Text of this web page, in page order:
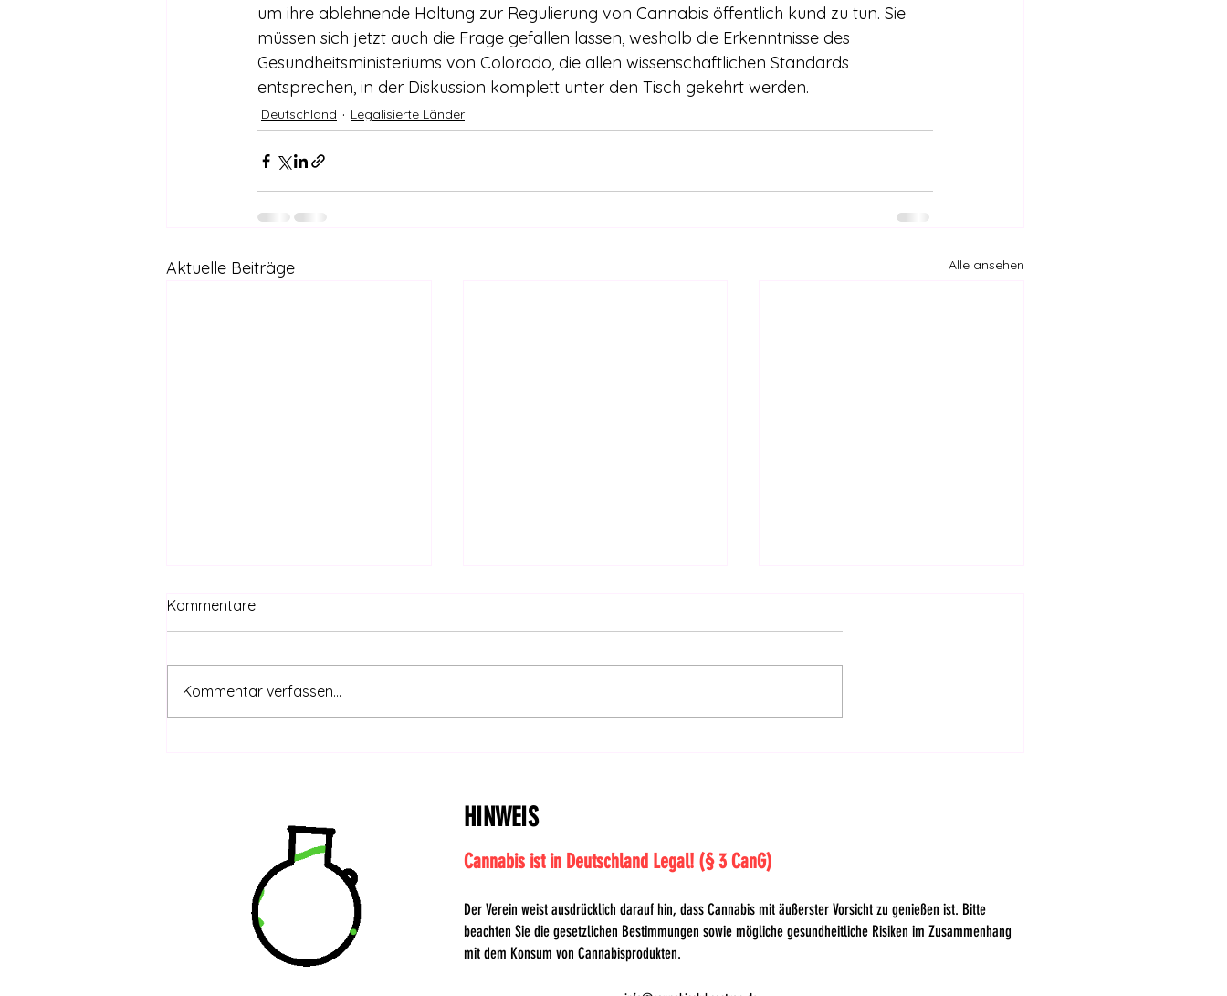
um ihre ablehnende Haltung zur Regulierung von Cannabis öffentlich kund zu tun. Sie
müssen sich jetzt auch die Frage gefallen lassen, weshalb die Erkenntnisse des
Gesundheitsministeriums von Colorado, die allen wissenschaftlichen Standards
entsprechen, in der Diskussion komplett unter den Tisch gekehrt werden.
Deutschland Legalisierte Länder
Aktuelle Beiträge Alle ansehen
Kommentare
Kommentar verfassen...
HINWEIS
Cannabis ist in Deutschland Legal! (§ 3 CanG)
Der Verein weist ausdrücklich darauf hin, dass Cannabis mit äußerster Vorsicht zu genießen ist. Bitte
beachten Sie die gesetzlichen Bestimmungen sowie mögliche gesundheitliche Risiken im Zusammenhang
mit dem Konsum von Cannabisprodukten.